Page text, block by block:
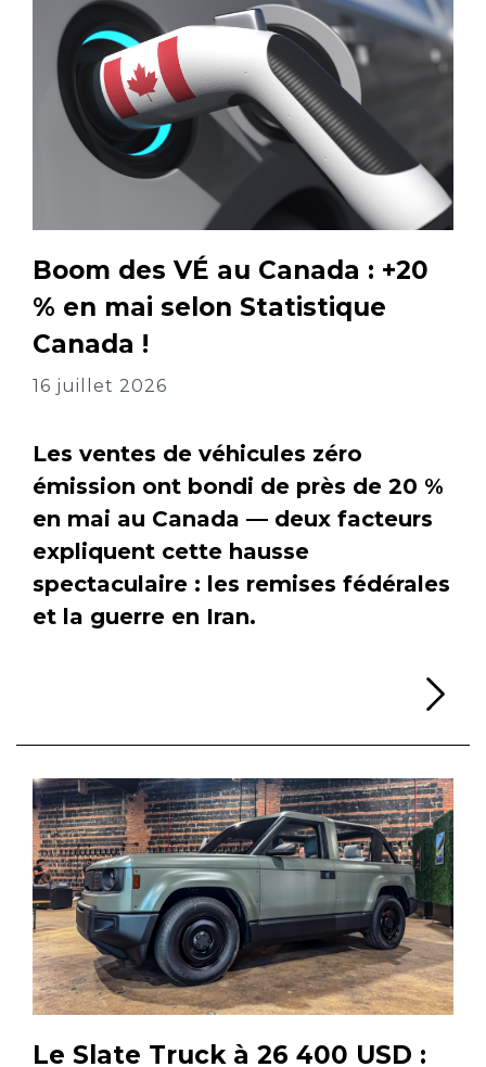
Boom des VÉ au Canada : +20
% en mai selon Statistique
Canada !
16 juillet 2026
Les ventes de véhicules zéro
émission ont bondi de près de 20 %
en mai au Canada — deux facteurs
expliquent cette hausse
spectaculaire : les remises fédérales
et la guerre en Iran.
Le Slate Truck à 26 400 USD :